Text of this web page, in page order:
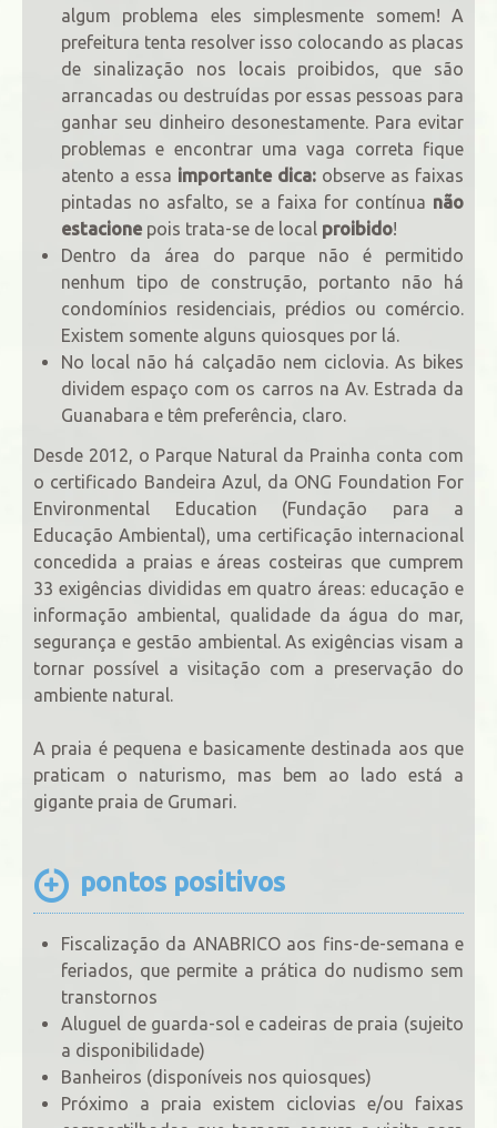
algum problema eles simplesmente somem! A
prefeitura tenta resolver isso colocando as placas
de sinalização nos locais proibidos, que são
arrancadas ou destruídas por essas pessoas para
ganhar seu dinheiro desonestamente. Para evitar
problemas e encontrar uma vaga correta fique
atento a essa importante dica: observe as faixas
pintadas no asfalto, se a faixa for contínua não
estacione pois trata-se de local proibido!
Dentro da área do parque não é permitido
nenhum tipo de construção, portanto não há
condomínios residenciais, prédios ou comércio.
Existem somente alguns quiosques por lá.
No local não há calçadão nem ciclovia. As bikes
dividem espaço com os carros na Av. Estrada da
Guanabara e têm preferência, claro.
Desde 2012, o Parque Natural da Prainha conta com
o certificado Bandeira Azul, da ONG Foundation For
Environmental Education (Fundação para a
Educação Ambiental), uma certificação internacional
concedida a praias e áreas costeiras que cumprem
33 exigências divididas em quatro áreas: educação e
informação ambiental, qualidade da água do mar,
segurança e gestão ambiental. As exigências visam a
tornar possível a visitação com a preservação do
ambiente natural.
A praia é pequena e basicamente destinada aos que
praticam o naturismo, mas bem ao lado está a
gigante praia de Grumari.
pontos positivos
Fiscalização da ANABRICO aos fins-de-semana e
feriados, que permite a prática do nudismo sem
transtornos
Aluguel de guarda-sol e cadeiras de praia (sujeito
a disponibilidade)
Banheiros (disponíveis nos quiosques)
Próximo a praia existem ciclovias e/ou faixas